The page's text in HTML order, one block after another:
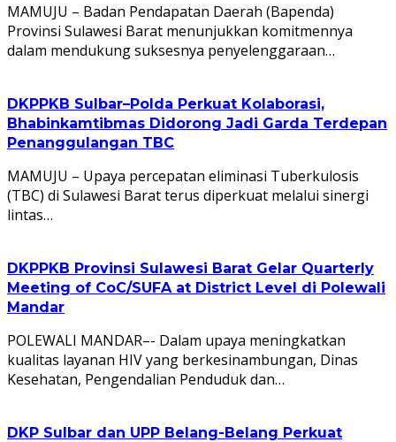
MAMUJU – Badan Pendapatan Daerah (Bapenda)
Provinsi Sulawesi Barat menunjukkan komitmennya
dalam mendukung suksesnya penyelenggaraan…
DKPPKB Sulbar–Polda Perkuat Kolaborasi,
Bhabinkamtibmas Didorong Jadi Garda Terdepan
Penanggulangan TBC
MAMUJU – Upaya percepatan eliminasi Tuberkulosis
(TBC) di Sulawesi Barat terus diperkuat melalui sinergi
lintas…
DKPPKB Provinsi Sulawesi Barat Gelar Quarterly
Meeting of CoC/SUFA at District Level di Polewali
Mandar
POLEWALI MANDAR–- Dalam upaya meningkatkan
kualitas layanan HIV yang berkesinambungan, Dinas
Kesehatan, Pengendalian Penduduk dan…
DKP Sulbar dan UPP Belang-Belang Perkuat